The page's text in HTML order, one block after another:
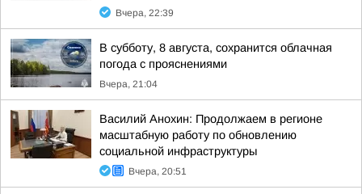
Вчера, 22:39
В субботу, 8 августа, сохранится облачная
погода с прояснениями
Вчера, 21:04
Василий Анохин: Продолжаем в регионе
масштабную работу по обновлению
социальной инфраструктуры
Вчера, 20:51